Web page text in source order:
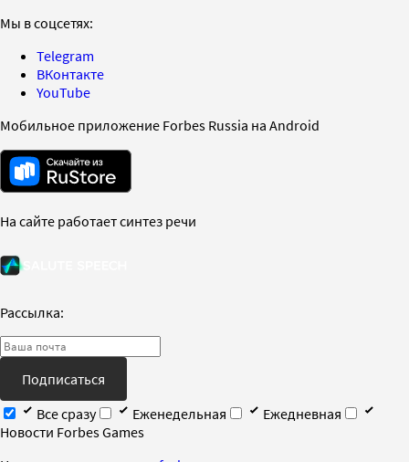
Мы в соцсетях:
Telegram
ВКонтакте
YouTube
Мобильное приложение Forbes Russia на Android
На сайте работает синтез речи
Рассылка:
Подписаться
Все сразу
Еженедельная
Ежедневная
Новости Forbes Games